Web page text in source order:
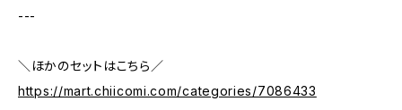
---
＼ほかのセットはこちら／
https://mart.chiicomi.com/categories/7086433